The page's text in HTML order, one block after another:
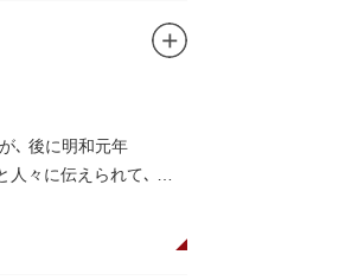
､ 後に明和元年
々に伝えられて､ こ